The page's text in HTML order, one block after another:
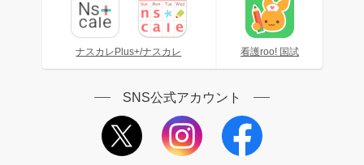
ナスカレPlus+/ナスカレ 看護roo! 国試
SNS公式アカウント